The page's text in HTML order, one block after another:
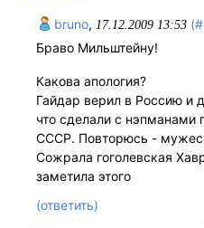
bruno, 17.12.2009 13:53
Браво Мильштейну!
Какова апология?
Гайдар верил в Россию и
что сделали с нэпманами
СССР. Повторюсь -
Сожрала гоголевская
заметила этого
(ответить)